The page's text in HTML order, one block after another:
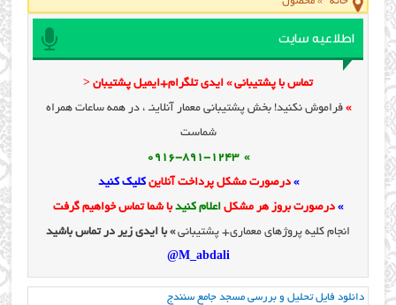
اطلاعیه سایت
تماس با پشتیبانی » ایدی تلگرام+ایمیل پشتیبان <
» فراموش نکنید! بخش پشتیبانی معمار آنلاینـ ، در همه ساعات همراه
شماست
» 0916-891-1243
» درصورت مشکل پرداخت آنلاینکلیک کنید
» درصورت بروز هر مشکل اعلام کنیدبا شما تماس خواهیم گرفت
انجام کلیه پروژهای معماری+ پشتیبانی» با ایدی زیر در تماس باشید
M_abdali@
دانلود فایل تحلیل و بررسی مسجد جامع سنندج